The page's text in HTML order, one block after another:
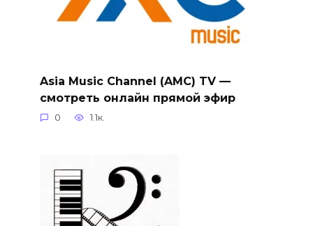
Asia Music Channel (AMC) TV —
смотреть онлайн прямой эфир
0 1.1к.